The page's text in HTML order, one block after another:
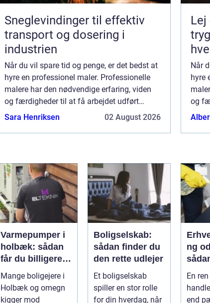
Sneglevindinger til effektiv
transport og dosering i
industrien
Når du vil spare tid og penge, er det bedst at
hyre en professionel maler. Professionelle
malere har den nødvendige erfaring, viden
og færdigheder til at få arbejdet udført
hurtigt og effektivt. Ikke alene kan de spare
Sara Henriksen 02 August 2026
Lej
Når
hyre
og
Varmepumper i
holbæk: sådan
får du billigere
varme og bedre
indeklima
Mange boligejere i
Holbæk og omegn
kigger mod
Boligselskab:
sådan finder du
den rette udlejer
Et boligselskab
spiller en stor rolle
for din hverdag, når
ng
mest
En
end